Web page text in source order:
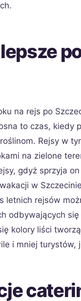
na rejs po
to czas,
Rejsy w
na zielone
gdyż sprzyja
w
letnich rejsów
odbywających
kolory liści
i mniej